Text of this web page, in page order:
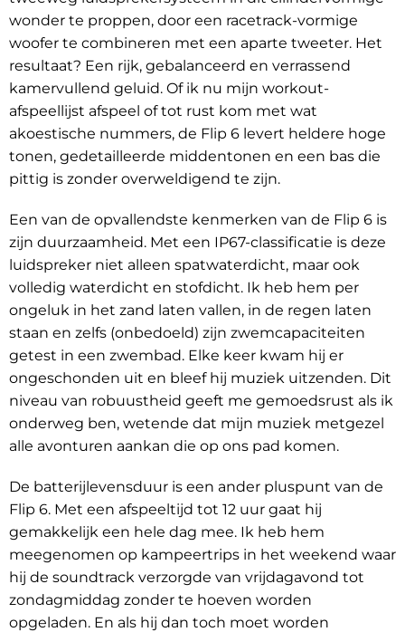
wonder te proppen, door een racetrack-vormige
woofer te combineren met een aparte tweeter. Het
resultaat? Een rijk, gebalanceerd en verrassend
kamervullend geluid. Of ik nu mijn workout-
afspeellijst afspeel of tot rust kom met wat
akoestische nummers, de Flip 6 levert heldere hoge
tonen, gedetailleerde middentonen en een bas die
pittig is zonder overweldigend te zijn.
Een van de opvallendste kenmerken van de Flip 6 is
zijn duurzaamheid. Met een IP67-classificatie is deze
luidspreker niet alleen spatwaterdicht, maar ook
volledig waterdicht en stofdicht. Ik heb hem per
ongeluk in het zand laten vallen, in de regen laten
staan en zelfs (onbedoeld) zijn zwemcapaciteiten
getest in een zwembad. Elke keer kwam hij er
ongeschonden uit en bleef hij muziek uitzenden. Dit
niveau van robuustheid geeft me gemoedsrust als ik
onderweg ben, wetende dat mijn muziek metgezel
alle avonturen aankan die op ons pad komen.
De batterijlevensduur is een ander pluspunt van de
Flip 6. Met een afspeeltijd tot 12 uur gaat hij
gemakkelijk een hele dag mee. Ik heb hem
meegenomen op kampeertrips in het weekend waar
hij de soundtrack verzorgde van vrijdagavond tot
zondagmiddag zonder te hoeven worden
opgeladen. En als hij dan toch moet worden